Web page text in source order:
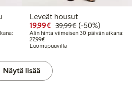
€59,99 €
aikana: 29,99 €
Leveät housut
19,99€ Alennettu hinta: 19,99
39,99€Normaalihinta:
50% alennus
(-50%)
Alin hinta viimeisen 30 päivän aikana:
27,99€Alin hinta viimeisen 30 päivän
Luomupuuvilla
Näytä lisää